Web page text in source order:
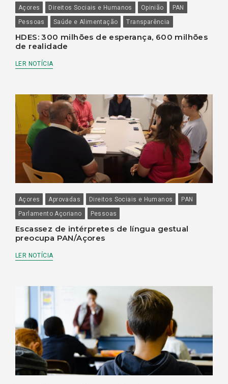
Açores Direitos Sociais e Humanos Opinião
PAN
Pessoas
Saúde e Alimentação Transparência
HDES: 300 milhões de esperança, 600 milhões
de realidade
LER NOTÍCIA
Açores Aprovadas Direitos Sociais e Humanos
PAN
Parlamento Açoriano
Pessoas
Escassez de intérpretes de língua gestual
preocupa PAN/Açores
LER NOTÍCIA